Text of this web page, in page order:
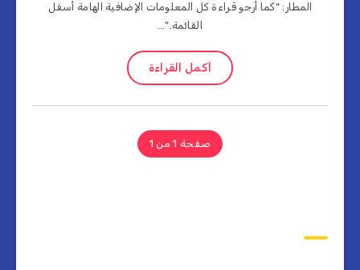
المطار: “كما أرجو قراءة كل المعلومات الإضافية الهامة أسفل
القائمة.”…
أكمل القراءة
صفحة 1 من 1